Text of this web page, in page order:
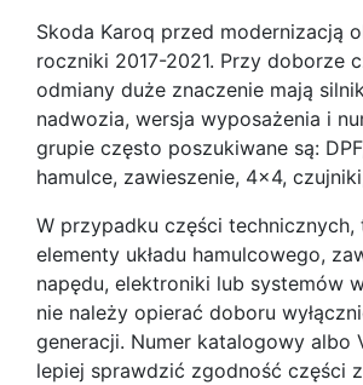
Skoda Karoq przed modernizacją
roczniki 2017-2021. Przy doborze
odmiany duże znaczenie mają
nadwozia, wersja wyposażenia i
grupie często poszukiwane są:
hamulce, zawieszenie, 4x4,
W przypadku części technicznych,
elementy układu hamulcowego,
napędu, elektroniki lub systemów
nie należy opierać doboru
generacji. Numer katalogowy albo
lepiej sprawdzić zgodność części